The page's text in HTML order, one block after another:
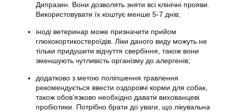
Дипразин. Вони дозволять зняти всі клінічні прояви.
Використовувати їх коштує менше 5-7 днів;
іноді ветеринар може призначити прийом
глюкокортикостероїдів. Ліки даного виду можуть не
тільки придушити відчуття свербіння, також вони
зменшують чутливість організму до алергенів;
додатково з метою поліпшення травлення
рекомендується ввести оздоровчі корми для собак,
також обов’язково необхідно давати вихованцеві
пробіотики. Потрібно брати до уваги, що лікувальна